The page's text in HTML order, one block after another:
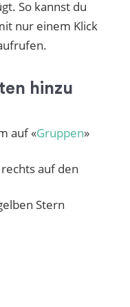
So kannst du
nur einem Klick
hinzu
auf «Gruppen»
auf den
Stern